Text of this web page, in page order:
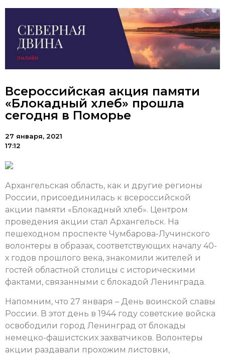
Всероссийская акция памяти
«Блокадный хлеб» прошла
сегодня в Поморье
27 января, 2021
17:12
Архангельская область, как и другие регионы
России, присоединилась к всероссийской
акции памяти «Блокадный хлеб». Центром
проведения акции стал Архангельск. На
пешеходном проспекте Чумбарова-Лучинского
волонтеры в образах, соответствующих началу 40-
х годов прошлого века, знакомили жителей и
гостей областной столицы с историческими
фактами, связанными с блокадой Ленинграда.
Напомним, что 27 января – День воинской славы
России. В этот день в 1944 году советские войска
освободили город Ленинград от блокады
немецко-фашистских захватчиков. Волонтеры
акции раздавали прохожим листовки,